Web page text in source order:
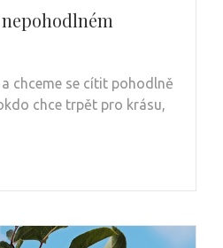
chceme se cítit pohodlně
chce trpět pro krásu,